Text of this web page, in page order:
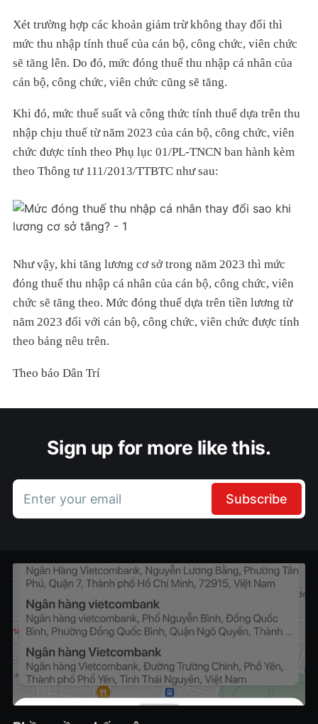
Xét trường hợp các khoản giảm trừ không thay đổi thì
mức thu nhập tính thuế của cán bộ, công chức, viên chức
sẽ tăng lên. Do đó, mức đóng thuế thu nhập cá nhân của
cán bộ, công chức, viên chức cũng sẽ tăng.
Khi đó, mức thuế suất và công thức tính thuế dựa trên thu
nhập chịu thuế từ năm 2023 của cán bộ, công chức, viên
chức được tính theo Phụ lục 01/PL-TNCN ban hành kèm
theo Thông tư 111/2013/TTBTC như sau:
Như vậy, khi tăng lương cơ sở trong năm 2023 thì mức
đóng thuế thu nhập cá nhân của cán bộ, công chức, viên
chức sẽ tăng theo. Mức đóng thuế dựa trên tiền lương từ
năm 2023 đối với cán bộ, công chức, viên chức được tính
theo bảng nêu trên.
Theo báo Dân Trí
Sign up for more like this.
Enter your email Subscribe